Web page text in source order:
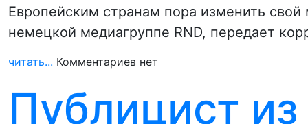
Европейским странам пора изменить свой
немецкой медиагруппе RND, передает
читать... Комментариев нет
Публицист